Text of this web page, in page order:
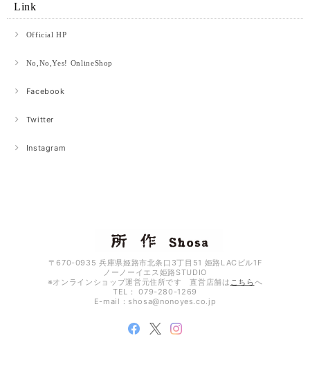
Link
Official HP
No,No,Yes! OnlineShop
Facebook
Twitter
Instagram
〒670-0935 兵庫県姫路市北条口3丁目51 姫路LACビル1F
ノーノーイエス姫路STUDIO
※オンラインショップ運営元住所です 直営店舗は こちらへ
TEL： 079-280-1269
E-mail： shosa@nonoyes.co.jp